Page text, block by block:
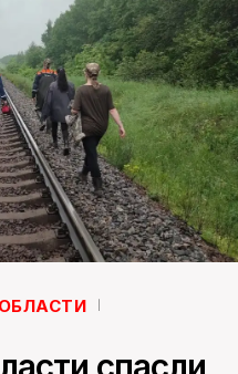
САЙТУ
спасли